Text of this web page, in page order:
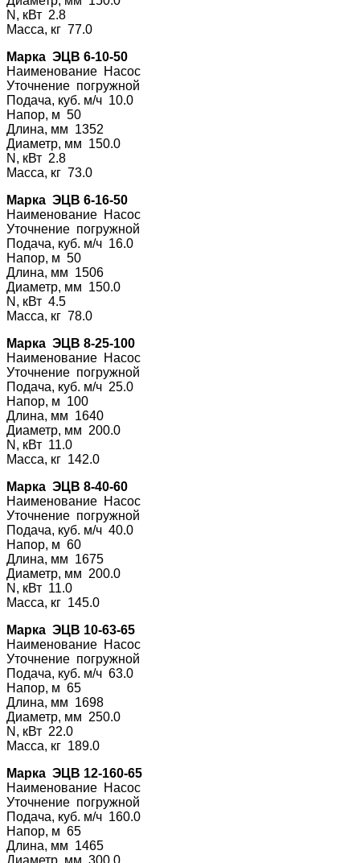
N, кВт 2.8
Масса, кг 77.0
Марка ЭЦВ 6-10-50
Наименование Насос
Уточнение погружной
Подача, куб. м/ч 10.0
Напор, м 50
Длина, мм 1352
Диаметр, мм 150.0
N, кВт 2.8
Масса, кг 73.0
Марка ЭЦВ 6-16-50
Наименование Насос
Уточнение погружной
Подача, куб. м/ч 16.0
Напор, м 50
Длина, мм 1506
Диаметр, мм 150.0
N, кВт 4.5
Масса, кг 78.0
Марка ЭЦВ 8-25-100
Наименование Насос
Уточнение погружной
Подача, куб. м/ч 25.0
Напор, м 100
Длина, мм 1640
Диаметр, мм 200.0
N, кВт 11.0
Масса, кг 142.0
Марка ЭЦВ 8-40-60
Наименование Насос
Уточнение погружной
Подача, куб. м/ч 40.0
Напор, м 60
Длина, мм 1675
Диаметр, мм 200.0
N, кВт 11.0
Масса, кг 145.0
Марка ЭЦВ 10-63-65
Наименование Насос
Уточнение погружной
Подача, куб. м/ч 63.0
Напор, м 65
Длина, мм 1698
Диаметр, мм 250.0
N, кВт 22.0
Масса, кг 189.0
Марка ЭЦВ 12-160-65
Наименование Насос
Уточнение погружной
Подача, куб. м/ч 160.0
Напор, м 65
Длина, мм 1465
Диаметр, мм 300.0